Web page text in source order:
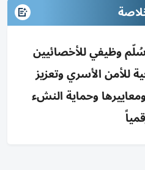
وظيفي للأخصائيين
للأمن الأسري وتعزيز
وحماية النشء